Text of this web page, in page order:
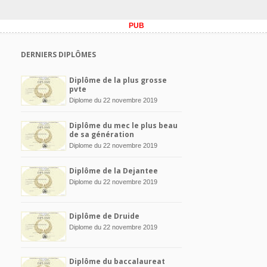
PUB
DERNIERS DIPLÔMES
Diplôme de la plus grosse
pvte
Diplome du 22 novembre 2019
Diplôme du mec le plus beau
de sa génération
Diplome du 22 novembre 2019
Diplôme de la Dejantee
Diplome du 22 novembre 2019
Diplôme de Druide
Diplome du 22 novembre 2019
Diplôme du baccalaureat